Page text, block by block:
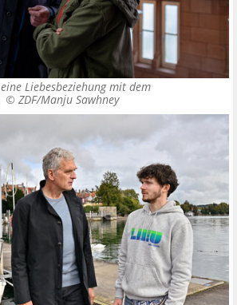
Liebesbeziehung mit dem
© ZDF/Manju Sawhney